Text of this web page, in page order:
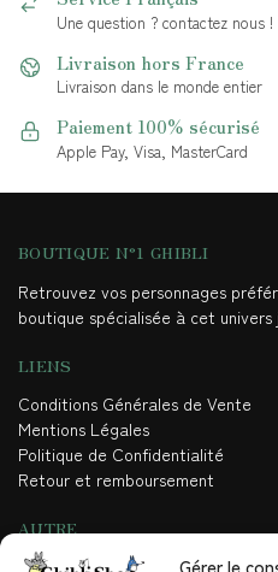
Gérer le
Une question ? contactez nous !
Livraison hors France
Livraison dans le monde entier
Paiement 100% sécurisé
Apple Pay, Visa, MasterCard
BOUTIQUE N°1 GHIBLI
Retrouvez vos personnages
boutique spécialisée à cet univers
LIENS
Conditions Générales de Vente
Mentions Légales
Politique de Confidentialité
Retour et remboursement
AUTRE
Contact